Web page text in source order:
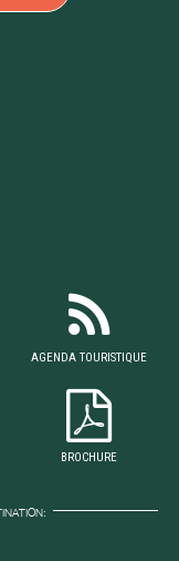
AGENDA TOURISTIQUE
BROCHURE